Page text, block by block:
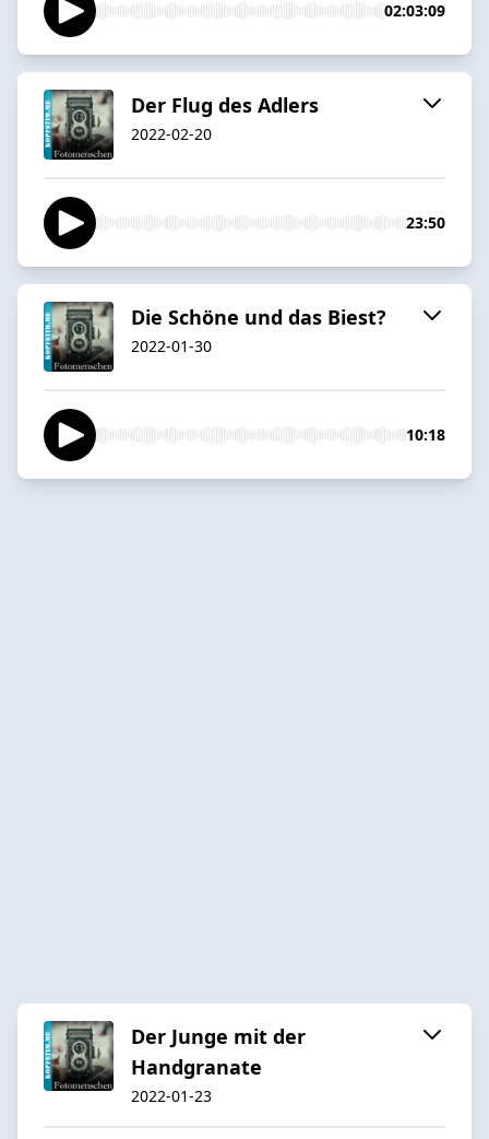
02:03:09
Der Flug des Adlers
2022-02-20
23:50
Die Schöne und das Biest?
2022-01-30
10:18
Der Junge mit der
Handgranate
2022-01-23